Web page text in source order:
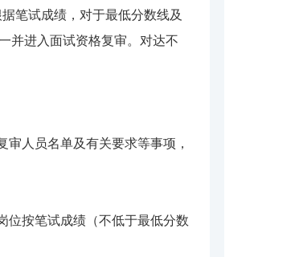
笔试成绩，对于最低分数线及
并进入面试资格复审。对达不
人员名单及有关要求等事项，
位按笔试成绩（不低于最低分数